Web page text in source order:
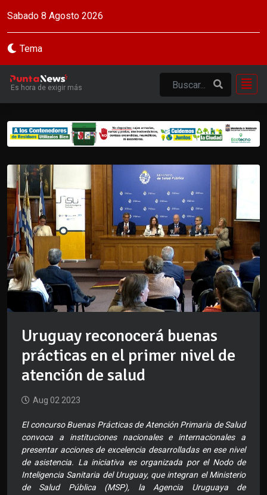
Sabado 8 Agosto 2026
Tema
Es hora de exigir más
Uruguay reconocerá buenas
prácticas en el primer nivel de
atención de salud
Aug 02 2023
El concurso Buenas Prácticas de Atención Primaria de Salud
convoca a instituciones nacionales e internacionales a
presentar acciones de excelencia desarrolladas en ese nivel
de asistencia. La iniciativa es organizada por el Nodo de
Inteligencia Sanitaria del Uruguay, que integran el Ministerio
de Salud Pública (MSP), la Agencia Uruguaya de